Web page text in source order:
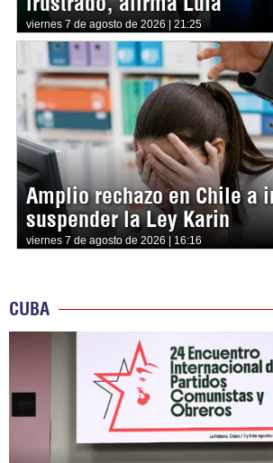
viernes 7 de agosto de 2026 | 21:25
Amplio rechazo en Chile a
suspender la Ley Karin
viernes 7 de agosto de 2026 | 16:16
CUBA